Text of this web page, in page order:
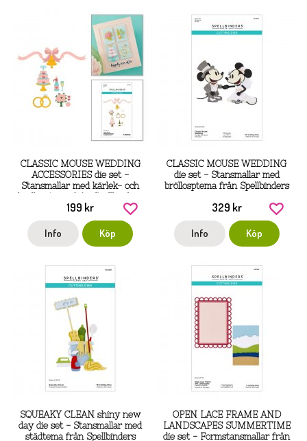
CLASSIC MOUSE WEDDING
ACCESSORIES die set -
Stansmallar med kärlek- och
199 kr
Info Köp
CLASSIC MOUSE WEDDING
die set - Stansmallar med
bröllosptema från Spellbinders
329 kr
Info Köp
SQUEAKY CLEAN shiny new
day die set - Stansmallar med
städtema från Spellbinders
OPEN LACE FRAME AND
LANDSCAPES SUMMERTIME
die set - Formstansmallar från